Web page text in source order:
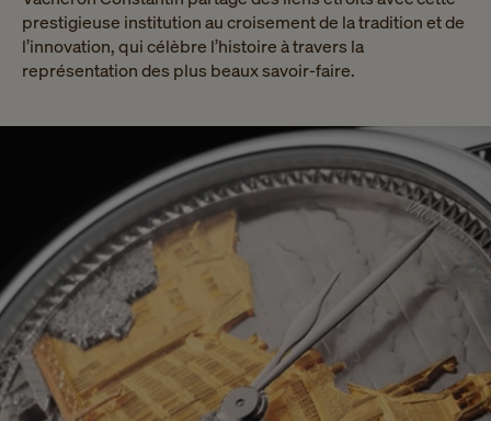
prestigieuse institution au croisement de la tradition et de
l’innovation, qui célèbre l’histoire à travers la
représentation des plus beaux savoir-faire.